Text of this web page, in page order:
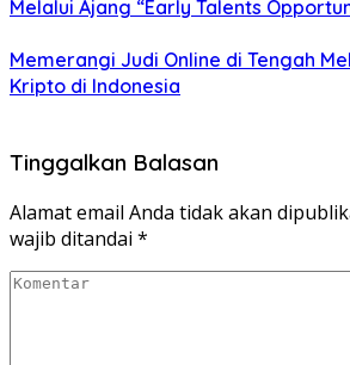
Melalui Ajang “Early Talents
Memerangi Judi Online di Tengah
Kripto di Indonesia
Tinggalkan Balasan
Alamat email Anda tidak akan
wajib ditandai *